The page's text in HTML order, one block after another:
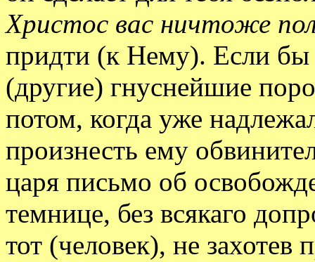
Христос вас ничтоже
придти (к Нему). Если бы
(другие) гнуснейшие
потом, когда уже
произнесть ему
царя письмо об
темнице, без всякаго
тот (человек), не захотев